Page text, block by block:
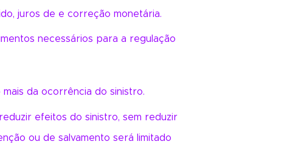
juros de e correção monetária.
necessários para a regulação
da ocorrência do sinistro.
efeitos do sinistro, sem reduzir
ou de salvamento será limitado